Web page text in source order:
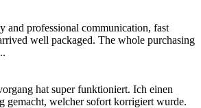
and professional communication, fast
well packaged. The whole purchasing
hat super funktioniert. Ich einen
gemacht, welcher sofort korrigiert wurde.